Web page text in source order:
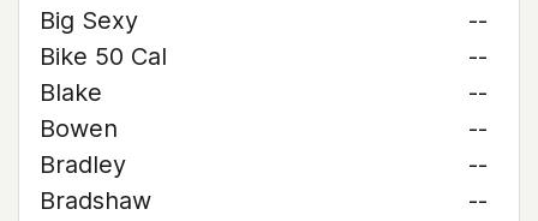
Big Sexy
--
Bike 50 Cal
--
Blake
--
Bowen
--
Bradley
--
Bradshaw
--